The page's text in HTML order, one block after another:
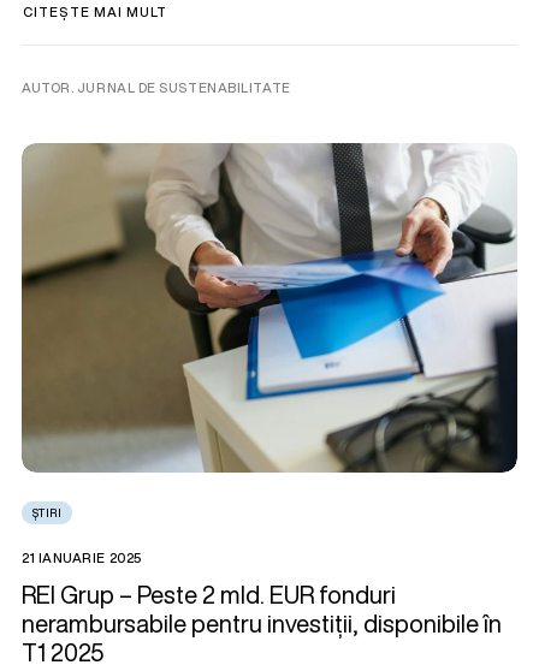
CITEȘTE MAI MULT
AUTOR. JURNAL DE SUSTENABILITATE
ȘTIRI
21 IANUARIE 2025
REI Grup – Peste 2 mld. EUR fonduri
nerambursabile pentru investiții, disponibile în
T1 2025